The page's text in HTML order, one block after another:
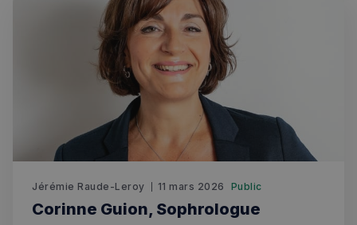
Annuaire des professionnels
Visites guidées
Événements à venir
Jérémie Raude-Leroy 11 mars 2026 Public
Corinne Guion, Sophrologue